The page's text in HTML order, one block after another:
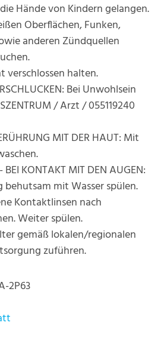
Hände von Kindern gelangen.
Oberflächen, Funken,
anderen Zündquellen
verschlossen halten.
Bei Unwohlsein
/ Arzt / 055119240
MIT DER HAUT: Mit
BEI KONTAKT MIT DEN AUGEN:
mit Wasser spülen.
Kontaktlinsen nach
Weiter spülen.
gemäß lokalen/regionalen
zuführen.
2P63